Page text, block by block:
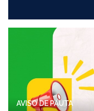
AVISO DE PAUTA